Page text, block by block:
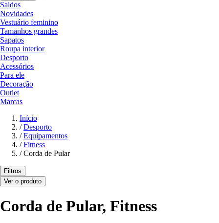
Saldos
Novidades
Vestuário feminino
Tamanhos grandes
Sapatos
Roupa interior
Desporto
Acessórios
Para ele
Decoração
Outlet
Marcas
Início
/ Desporto
/ Equipamentos
/ Fitness
/ Corda de Pular
Filtros
Ver o produto
Corda de Pular, Fitness